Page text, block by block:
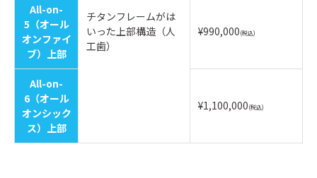
チタンフレームがは
いった上部構造（人
工歯）
All-on-
5（オール
オンファイ
ブ）上部
¥990,000(税込)
All-on-
6（オール
オンシック
ス）上部
¥1,100,000(税込)